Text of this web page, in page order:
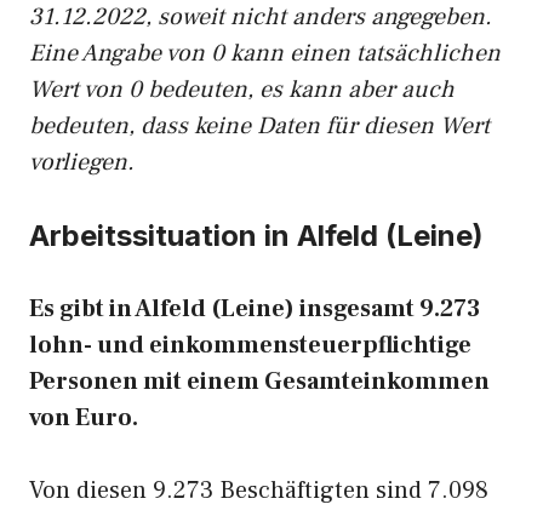
31.12.2022, soweit nicht anders angegeben.
Eine Angabe von 0 kann einen tatsächlichen
Wert von 0 bedeuten, es kann aber auch
bedeuten, dass keine Daten für diesen Wert
vorliegen.
Arbeitssituation in Alfeld (Leine)
Es gibt in Alfeld (Leine) insgesamt 9.273
lohn- und einkommensteuerpflichtige
Personen mit einem Gesamteinkommen
von Euro.
Von diesen 9.273 Beschäftigten sind 7.098